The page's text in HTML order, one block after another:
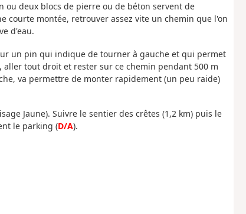
deux blocs de pierre ou de béton servent de
courte montée, retrouver assez vite un chemin que l'on
d'eau.
un pin qui indique de tourner à gauche et qui permet
tout droit et rester sur ce chemin pendant 500 m
va permettre de monter rapidement (un peu raide)
Jaune). Suivre le sentier des crêtes (1,2 km) puis le
le parking (D/A).